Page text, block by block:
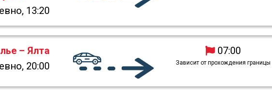
13:20
– Ялта
20:00
07:00
Зависит от прохождения границы